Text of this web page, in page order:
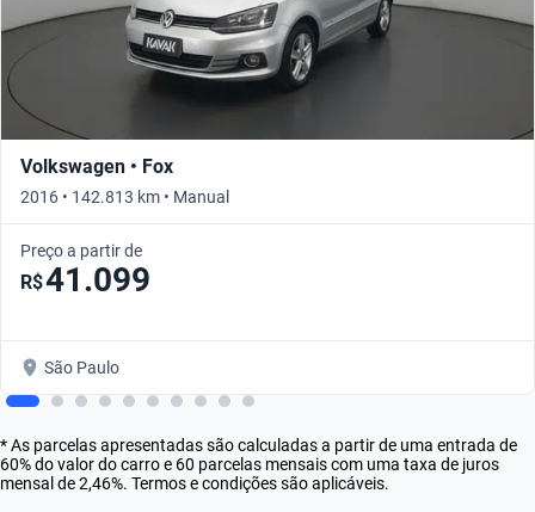
Volkswagen • Fox
2016 • 142.813 km • Manual
Preço a partir de
R$41.099
São Paulo
* As parcelas apresentadas são calculadas a partir de uma entrada de
60% do valor do carro e 60 parcelas mensais com uma taxa de juros
mensal de 2,46%. Termos e condições são aplicáveis.